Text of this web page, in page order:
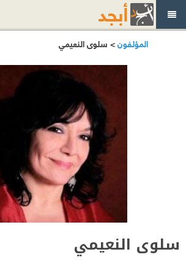
المؤلفون> سلوى النعيمي
سلوى النعيمي